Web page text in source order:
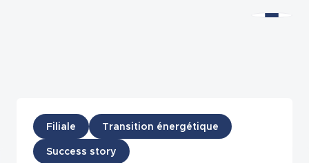
Actualités
Filiale
Transition énergétique
Success story